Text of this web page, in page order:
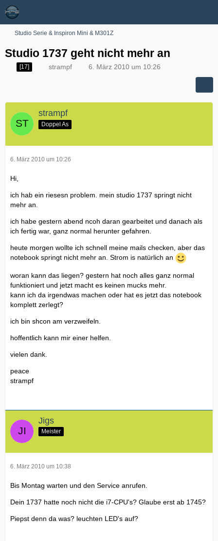
Studio Serie & Inspiron Mini & M301Z
Studio 1737 geht nicht mehr an
[17] strampf 6. März 2010 um 10:26
strampf
Doppel As
6. März 2010 um 10:26
Hi,
ich hab ein riesesn problem. mein studio 1737 springt nicht
mehr an.
ich habe gestern abend ncoh daran gearbeitet und danach als
ich fertig war, ganz normal herunter gefahren.
heute morgen wollte ich schnell meine mails checken, aber das
notebook springt nicht mehr an. Strom is natürlich an
woran kann das liegen? gestern hat noch alles ganz normal
funktioniert und jetzt macht es keinen mucks mehr.
kann ich da irgendwas machen oder hat es jetzt das notebook
komplett zerlegt?
ich bin shcon am verzweifeln.
hoffentlich kann mir einer helfen.
vielen dank.
peace
strampf
Jigs
Meister
6. März 2010 um 10:38
Bis Montag warten und den Service anrufen.
Dein 1737 hatte noch nicht die i7-CPU's? Glaube erst ab 1745?
Piepst denn da was? leuchten LED's auf?